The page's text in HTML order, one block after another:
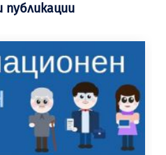
публикации